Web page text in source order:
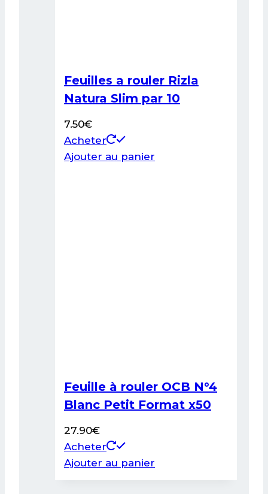
Feuilles a rouler Rizla
Natura Slim par 10
7.50€
Acheter
Ajouter au panier
Feuille à rouler OCB N°4
Blanc Petit Format x50
27.90€
Acheter
Ajouter au panier